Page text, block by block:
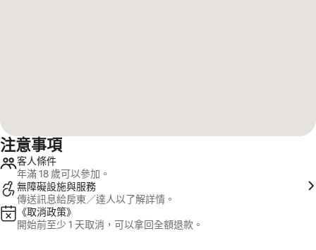
注意事項
客人條件
年滿 18 歲可以參加。
無障礙設施與服務
傳送訊息給房東／達人以了解詳情。
《取消政策》
開始前至少 1 天取消，可以拿回全額退款。